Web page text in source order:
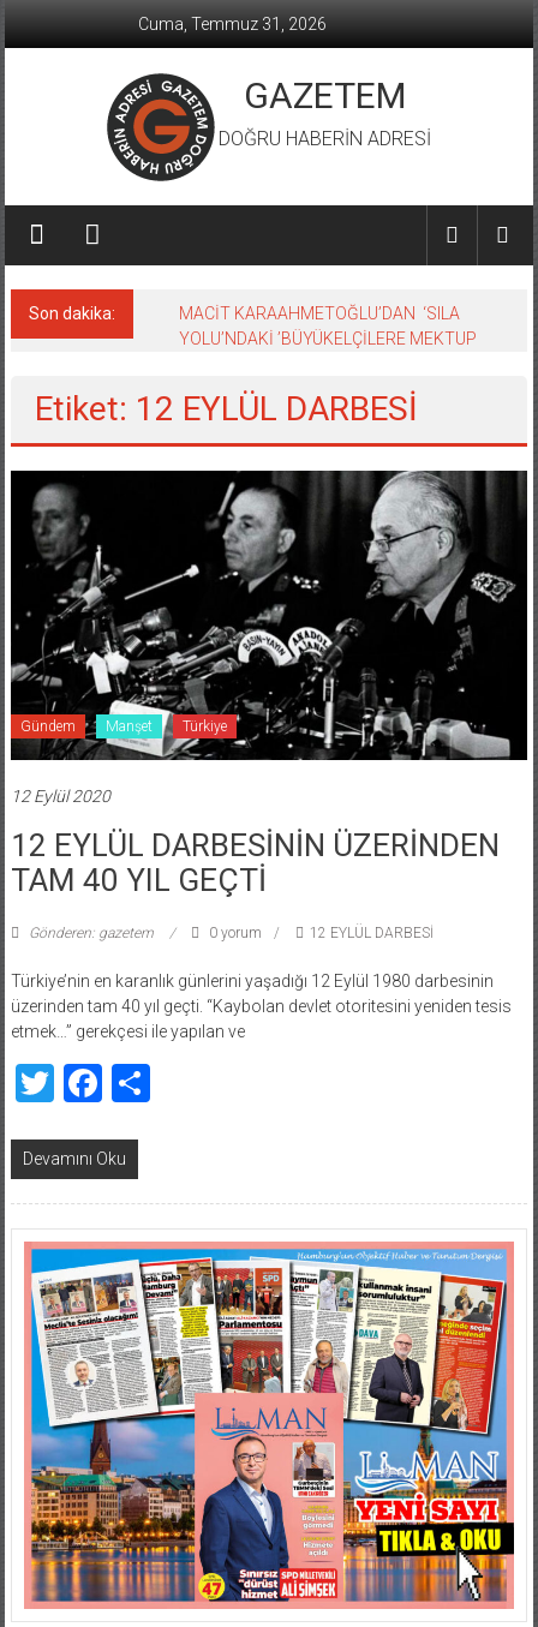
Cuma, Temmuz 31, 2026
GAZETEM
DOĞRU HABERİN ADRESİ
Son dakika:
MACİT KARAAHMETOĞLU’DAN ‘SILA
YOLU’NDAKİ ’BÜYÜKELÇİLERE MEKTUP
Etiket: 12 EYLÜL DARBESİ
Gündem Manşet Türkiye
12 Eylül 2020
12 EYLÜL DARBESİNİN ÜZERİNDEN
TAM 40 YIL GEÇTİ
Gönderen: gazetem 0 yorum 12 EYLÜL DARBESİ
Türkiye’nin en karanlık günlerini yaşadığı 12 Eylül 1980 darbesinin
üzerinden tam 40 yıl geçti. “Kaybolan devlet otoritesini yeniden tesis
etmek…” gerekçesi ile yapılan ve
TwitterFacebook
Share
Devamını Oku